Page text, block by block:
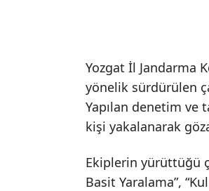
Yozgat İl Jandarma
yönelik sürdürülen
Yapılan denetim ve
kişi yakalanarak
Ekiplerin yürüttüğü
Basit Yaralama”,